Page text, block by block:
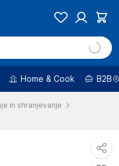
Home & Cook B2B
in shranjevanje